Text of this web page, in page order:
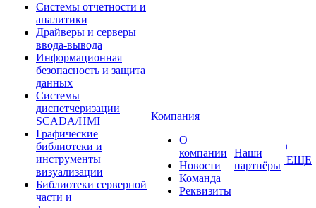
Системы отчетности и
аналитики
Драйверы и серверы
ввода-вывода
Информационная
безопасность и защита
данных
Системы
диспетчеризации
SCADA/HMI
Графические
библиотеки и
инструменты
визуализации
Библиотеки серверной
части и
Компания
О
компании
Новости
Команда
Реквизиты
Наши
партнёры
+
ЕЩЕ